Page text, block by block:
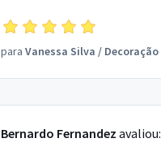
para Vanessa Silva / Decoração
Bernardo Fernandez avaliou: